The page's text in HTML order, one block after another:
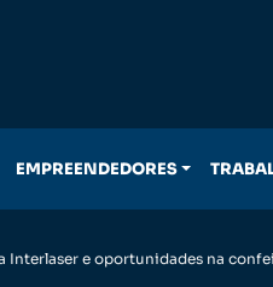
EMPREENDEDORES
Interlaser e oportunidades na